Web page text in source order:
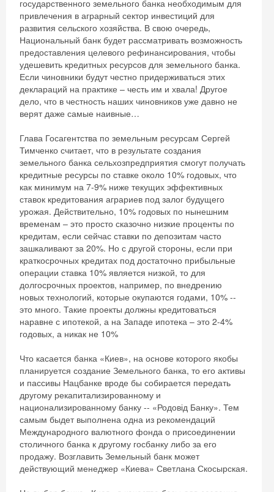
государственного земельного банка необходимым для
привлечения в аграрный сектор инвестиций для
развития сельского хозяйства. В свою очередь,
Национальный банк будет рассматривать возможность
предоставления целевого рефинансирования, чтобы
удешевить кредитных ресурсов для земельного банка.
Если чиновники будут честно придерживаться этих
деклараций на практике – честь им и хвала! Другое
дело, что в честность наших чиновников уже давно не
верят даже самые наивные…
Глава Госагентства по земельным ресурсам Сергей
Тимченко считает, что в результате создания
земельного банка сельхозпредприятия смогут получать
кредитные ресурсы по ставке около 10% годовых, что
как минимум на 7-9% ниже текущих эффективных
ставок кредитования аграриев под залог будущего
урожая. Действительно, 10% годовых по нынешним
временам – это просто сказочно низкие проценты по
кредитам, если сейчас ставки по депозитам часто
зашкаливают за 20%. Но с другой стороны, если при
краткосрочных кредитах под достаточно прибыльные
операции ставка 10% является низкой, то для
долгосрочных проектов, например, по внедрению
новых технологий, которые окупаются годами, 10% --
это много. Такие проекты должны кредитоваться
наравне с ипотекой, а на Западе ипотека – это 2-4%
годовых, а никак не 10%
Что касается банка «Киев», на основе которого якобы
планируется создание Земельного банка, то его активы
и пассивы Нацбанке вроде бы собирается передать
другому рекапитализированному и
национализированному банку -- «Родовід Банку». Тем
самым быдет выполнена одна из рекомендаций
Международного валютного фонда о присоединении
столичного банка к другому госбанку либо за его
продажу. Возглавить Земельный банк может
действующий менеджер «Киева» Светлана Скосырская.